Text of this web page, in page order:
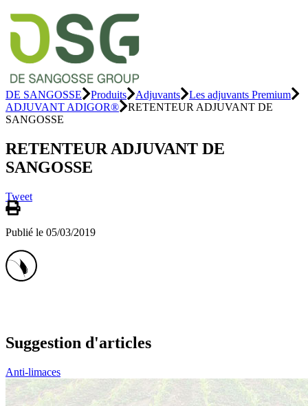
DE SANGOSSE Produits Adjuvants
Les adjuvants Premium
ADJUVANT ADIGOR®
RETENTEUR ADJUVANT DE
SANGOSSE
RETENTEUR ADJUVANT DE
SANGOSSE
Tweet
Publié le 05/03/2019
Suggestion d'articles
Anti-limaces